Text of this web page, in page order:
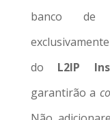
banco de
do L2IP
garantirão a